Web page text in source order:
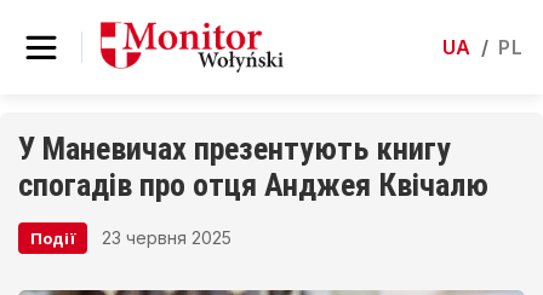
UA / PL
У Маневичах презентують книгу
спогадів про отця Анджея Квічалю
Події 23 червня 2025